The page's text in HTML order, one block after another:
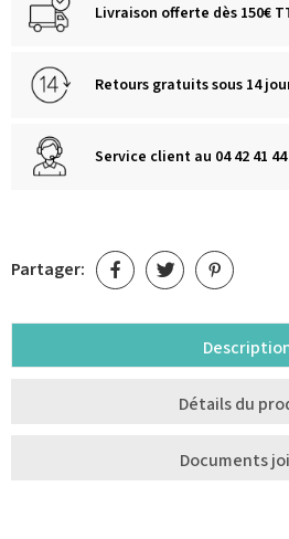
Livraison offerte dès 150€
Retours gratuits sous 14
Service client au 04 42 41 44
Partager:
Détails du
Documents